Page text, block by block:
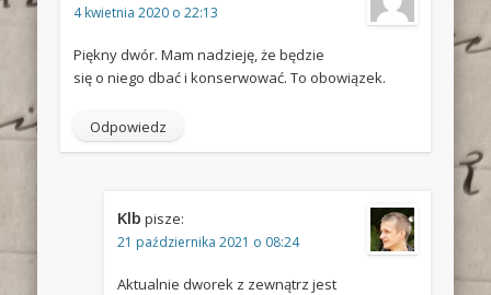
4 kwietnia 2020 o 22:13
Piękny dwór. Mam nadzieję, że będzie
się o niego dbać i konserwować. To obowiązek.
Odpowiedz
Klb pisze:
21 października 2021 o 08:24
Aktualnie dworek z zewnątrz jest